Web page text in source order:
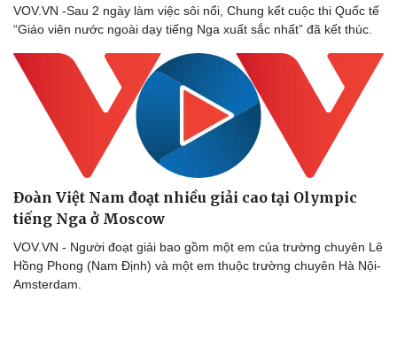
VOV.VN -Sau 2 ngày làm việc sôi nổi, Chung kết cuộc thi Quốc tế
“Giáo viên nước ngoài dạy tiếng Nga xuất sắc nhất” đã kết thúc.
Đoàn Việt Nam đoạt nhiều giải cao tại Olympic
tiếng Nga ở Moscow
VOV.VN - Người đoạt giải bao gồm một em của trường chuyên Lê
Hồng Phong (Nam Định) và một em thuộc trường chuyên Hà Nội-
Amsterdam.